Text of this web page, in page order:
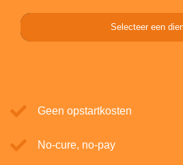
Selecteer een
Geen opstartkosten
No-cure, no-pay